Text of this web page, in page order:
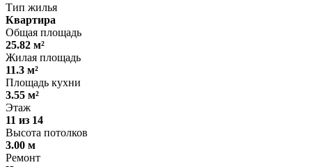
Тип жилья
Квартира
Общая площадь
25.82 м²
Жилая площадь
11.3 м²
Площадь кухни
3.55 м²
Этаж
11 из 14
Высота потолков
3.00 м
Ремонт